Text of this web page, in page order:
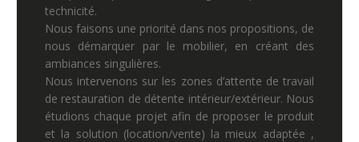
technicité.
Nous faisons une priorité dans nos propositions, de
nous démarquer par le mobilier, en créant des
ambiances singulières.
Nous intervenons sur les zones d’attente de travail
de restauration de détente intérieur/extérieur. Nous
étudions chaque projet afin de proposer le produit
et la solution (location/vente) la mieux adaptée ,